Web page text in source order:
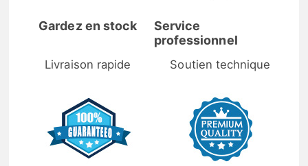
Gardez en stock
Livraison rapide
Service
professionnel
Soutien technique